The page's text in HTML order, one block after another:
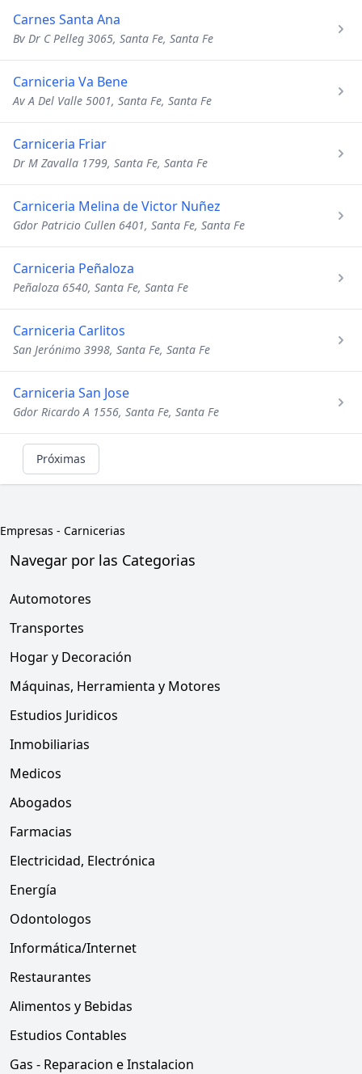
Carnes Santa Ana
Bv Dr C Pelleg 3065, Santa Fe, Santa Fe
Carniceria Va Bene
Av A Del Valle 5001, Santa Fe, Santa Fe
Carniceria Friar
Dr M Zavalla 1799, Santa Fe, Santa Fe
Carniceria Melina de Victor Nuñez
Gdor Patricio Cullen 6401, Santa Fe, Santa Fe
Carniceria Peñaloza
Peñaloza 6540, Santa Fe, Santa Fe
Carniceria Carlitos
San Jerónimo 3998, Santa Fe, Santa Fe
Carniceria San Jose
Gdor Ricardo A 1556, Santa Fe, Santa Fe
Próximas
Empresas - Carnicerias
Navegar por las Categorias
Automotores
Transportes
Hogar y Decoración
Máquinas, Herramienta y Motores
Estudios Juridicos
Inmobiliarias
Medicos
Abogados
Farmacias
Electricidad, Electrónica
Energía
Odontologos
Informática/Internet
Restaurantes
Alimentos y Bebidas
Estudios Contables
Gas - Reparacion e Instalacion